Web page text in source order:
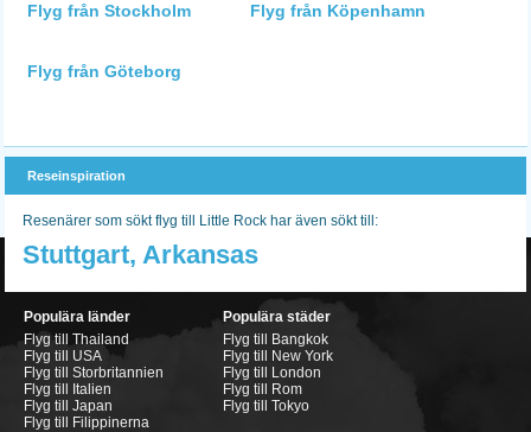
Flyg från Stockholm Flyg från Köpenhamn
Flyg från Göteborg
Reseinspiration
Resenärer som sökt flyg till Little Rock har även sökt till:
Stuttgart, Arkansas
Populära länder
Flyg till Thailand
Flyg till USA
Flyg till Storbritannien
Flyg till Italien
Flyg till Japan
Flyg till Filippinerna
Populära städer
Flyg till Bangkok
Flyg till New York
Flyg till London
Flyg till Rom
Flyg till Tokyo